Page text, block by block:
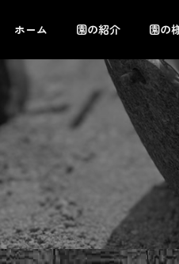
ホーム 園の紹介 園の